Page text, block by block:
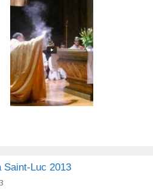
Saint-Luc 2013